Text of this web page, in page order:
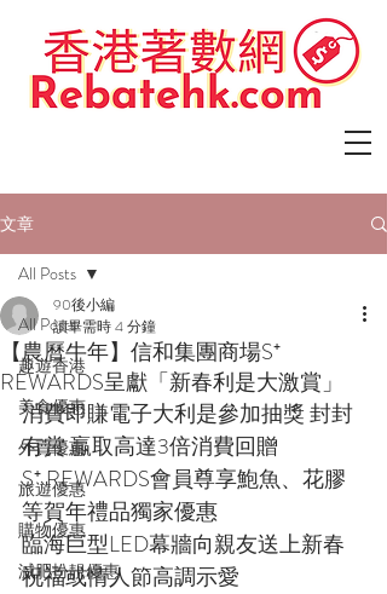
文章
All Posts
趣遊香港
美食優惠
外賣優惠
旅遊優惠
購物優惠
減肥扮靚優惠
All Posts
【農曆牛年】信和集團商場S⁺
REWARDS呈獻「新春利是大激賞」
90後小編
讀畢需時 4 分鐘
消費即賺電子大利是參加抽獎 封封
有賞 贏取高達3倍消費回贈
S⁺ REWARDS會員尊享鮑魚、花膠
等賀年禮品獨家優惠
臨海巨型LED幕牆向親友送上新春
祝福或情人節高調示愛